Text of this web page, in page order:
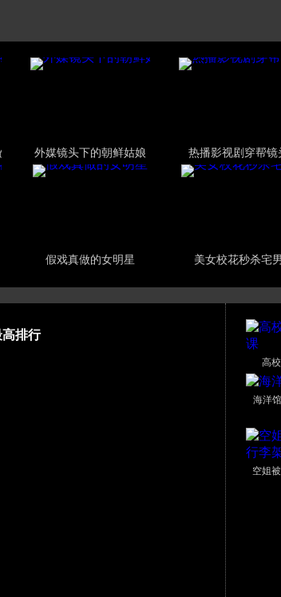
外媒镜头下的朝鲜姑娘 热播影视剧穿帮镜
假戏真做的女明星 美女校花秒杀宅男
排行
高
海洋
空姐